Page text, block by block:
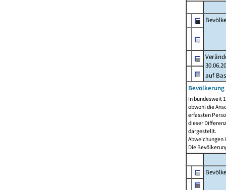
auf
Bevölkerung
In bundesweit
obwohl die
erfassten
dieser
dargestellt.
Abweichungen
Die